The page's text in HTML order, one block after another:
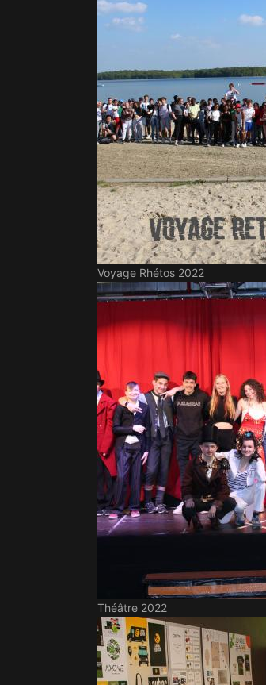
Voyage Rhétos 2022
Théâtre 2022